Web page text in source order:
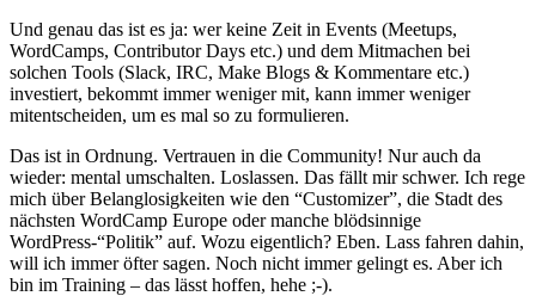
Und genau das ist es ja: wer keine Zeit in Events (Meetups,
WordCamps, Contributor Days etc.) und dem Mitmachen bei
solchen Tools (Slack, IRC, Make Blogs & Kommentare etc.)
investiert, bekommt immer weniger mit, kann immer weniger
mitentscheiden, um es mal so zu formulieren.
Das ist in Ordnung. Vertrauen in die Community! Nur auch da
wieder: mental umschalten. Loslassen. Das fällt mir schwer. Ich rege
mich über Belanglosigkeiten wie den “Customizer”, die Stadt des
nächsten WordCamp Europe oder manche blödsinnige
WordPress-“Politik” auf. Wozu eigentlich? Eben. Lass fahren dahin,
will ich immer öfter sagen. Noch nicht immer gelingt es. Aber ich
bin im Training – das lässt hoffen, hehe ;-).